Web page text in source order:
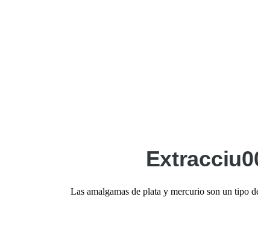
Las amalgamas de plata y mercurio son un tipo